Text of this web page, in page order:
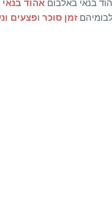
זמן סוכרופצעים